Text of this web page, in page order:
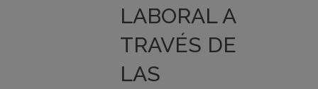
LABORAL A
TRAVÉS DE
LAS